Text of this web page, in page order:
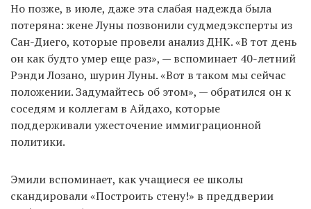
Но позже, в июле, даже эта слабая надежда была
потеряна: жене Луны позвонили судмедэксперты из
Сан-Диего, которые провели анализ ДНК. «В тот день
он как будто умер еще раз», — вспоминает 40-летний
Рэнди Лозано, шурин Луны. «Вот в таком мы сейчас
положении. Задумайтесь об этом», — обратился он к
соседям и коллегам в Айдахо, которые
поддерживали ужесточение иммиграционной
политики.
Эмили вспоминает, как учащиеся ее школы
скандировали «Построить стену!» в преддверии